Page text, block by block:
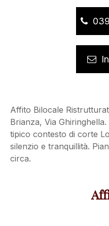
Affito Bilocale
Brianza, Via
tipico contesto di corte
silenzio e tranquillità.
circa.